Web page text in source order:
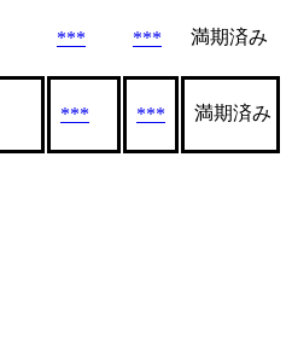
*** *** 満期済み
*** *** 満期済み